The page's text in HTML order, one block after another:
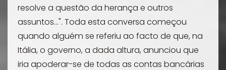
resolve a questão da herança e outros
assuntos...". Toda esta conversa começou
quando alguém se referiu ao facto de que, na
Itália, o governo, a dada altura, anunciou que
iria apoderar-se de todas as contas bancárias